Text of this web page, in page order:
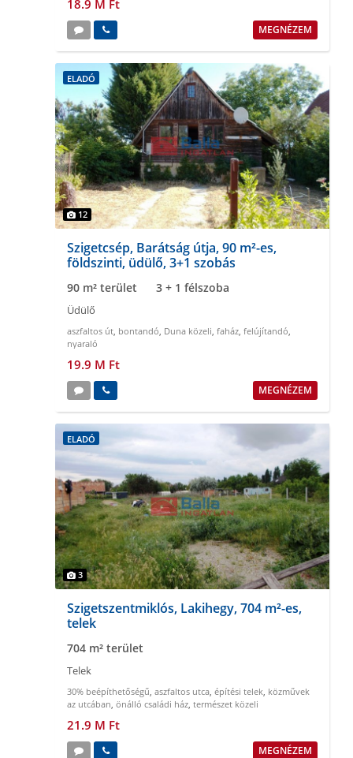
18.9 M Ft
MEGNÉZEM
ELADÓ
12
Szigetcsép, Barátság útja, 90 m²-es,
földszinti, üdülő, 3+1 szobás
90 m² terület 3 + 1 félszoba
Üdülő
aszfaltos út, bontandó, Duna közeli, faház, felújítandó,
nyaraló
19.9 M Ft
MEGNÉZEM
ELADÓ
3
Szigetszentmiklós, Lakihegy, 704 m²-es,
telek
704 m² terület
Telek
30% beépíthetőségű, aszfaltos utca, építési telek, közművek
az utcában, önálló családi ház, természet közeli
21.9 M Ft
MEGNÉZEM